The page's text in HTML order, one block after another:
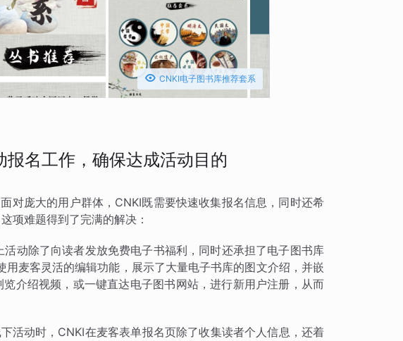
 CNKI电子图书库推荐套系
名工作，确保达成活动目的
对庞大的用户群体，CNKI既需要快速收集报名信息，同时还希
项难题得到了完满的解决：
动除了向读者发放免费电子书福利，同时还承担了电子图书库
麦客灵活的编辑功能，展示了大量电子书库的图文介绍，并嵌
介绍视频，或一键直达电子图书网站，进行新用户注册，从而
活动时，CNKI在麦客表单报名页除了收集读者个人信息，还着